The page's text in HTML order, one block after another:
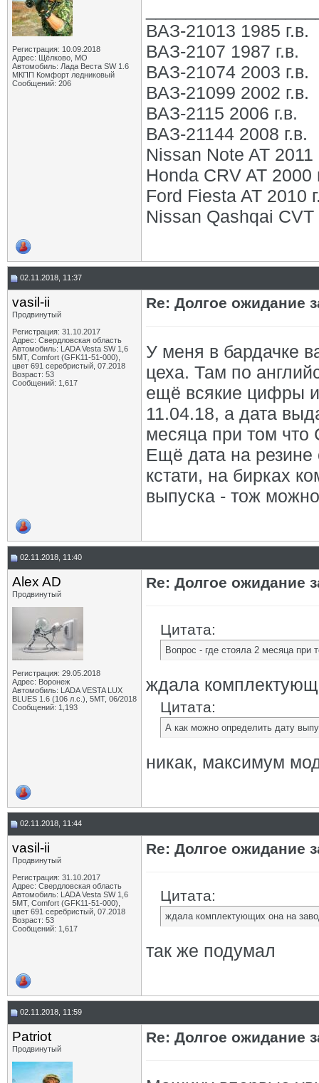
Регистрация: 10.09.2018
Адрес: Щёлково, МО
Автомобиль: Лада Веста SW 1.6
МКПП Комфорт ледниковый
Сообщений: 206
ВАЗ-21013 1985 г.в.
ВАЗ-2107 1987 г.в.
ВАЗ-21074 2003 г.в.
ВАЗ-21099 2002 г.в.
ВАЗ-2115 2006 г.в.
ВАЗ-21144 2008 г.в.
Nissan Note AT 2011
Honda CRV AT 2000
Ford Fiesta AT 2010
Nissan Qashqai CVT
02.11.2018, 11:37
vasil-ii
Продвинутый
Регистрация: 31.10.2017
Адрес: Свердловская область
Автомобиль: LADA Vesta SW 1,6
5МТ, Comfort (GFK11-51-000),
цвет 691 серебристый, 07.2018
Возраст: 53
Сообщений: 1,617
Re: Долгое ожидание
У меня в бардачке
цеха. Там по
ещё всякие цифры и
11.04.18, а дата
месяца при том
Ещё дата на резине
кстати, на бирках
выпуска - тож
02.11.2018, 11:40
Alex AD
Продвинутый
Регистрация: 29.05.2018
Адрес: Воронеж
Автомобиль: LADA VESTA LUX
BLUES 1.6 (106 л.с.), 5МТ, 06/2018
Сообщений: 1,193
Re: Долгое ожидание
Цитата:
Вопрос - где стояла 2 месяца
ждала
Цитата:
А как можно определить дату
никак, максимум
02.11.2018, 11:44
vasil-ii
Продвинутый
Регистрация: 31.10.2017
Адрес: Свердловская область
Автомобиль: LADA Vesta SW 1,6
5МТ, Comfort (GFK11-51-000),
цвет 691 серебристый, 07.2018
Возраст: 53
Сообщений: 1,617
Re: Долгое ожидание
Цитата:
ждала комплектующих она на
так же подумал
02.11.2018, 11:59
Patriot
Продвинутый
Re: Долгое ожидание